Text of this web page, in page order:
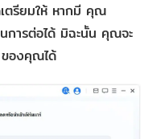
เตรียมให้ หากมี คุณ
การต่อได้ มิฉะนั้น คุณจะ
ของคุณได้